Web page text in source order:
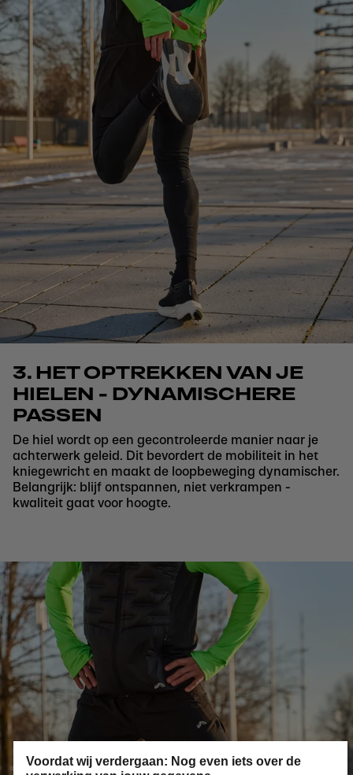
3. HET OPTREKKEN VAN JE
HIELEN - DYNAMISCHERE
PASSEN
De hiel wordt op een gecontroleerde manier naar je
achterwerk geleid. Dit bevordert de mobiliteit in het
kniegewricht en maakt de loopbeweging dynamischer.
Belangrijk: blijf ontspannen, niet verkrampen -
kwaliteit gaat voor hoogte.
Voordat wij verdergaan: Nog even iets over de